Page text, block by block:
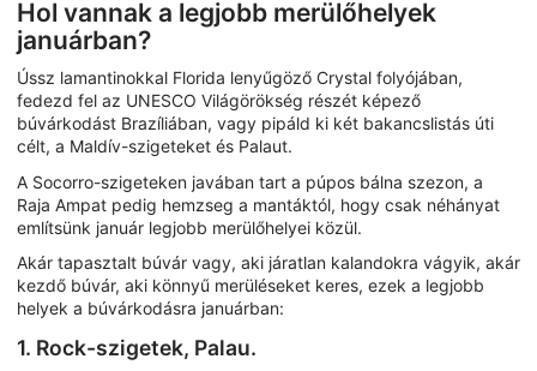
Hol vannak a legjobb merülőhelyek
januárban?
Ússz lamantinokkal Florida lenyűgöző Crystal folyójában,
fedezd fel az UNESCO Világörökség részét képező
búvárkodást Brazíliában, vagy pipáld ki két bakancslistás úti
célt, a Maldív-szigeteket és Palaut.
A Socorro-szigeteken javában tart a púpos bálna szezon, a
Raja Ampat pedig hemzseg a mantáktól, hogy csak néhányat
említsünk január legjobb merülőhelyei közül.
Akár tapasztalt búvár vagy, aki járatlan kalandokra vágyik, akár
kezdő búvár, aki könnyű merüléseket keres, ezek a legjobb
helyek a búvárkodásra januárban:
1. Rock-szigetek, Palau.